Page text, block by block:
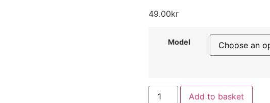
49.00kr
Model
Kabelhållare/fäste/hängare
quantity
Add to basket